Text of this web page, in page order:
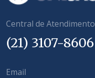
Central de Atendimento
(21) 3107-8606
Email